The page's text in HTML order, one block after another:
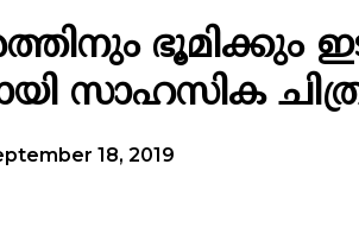
ഭൂമിക്കും
സാഹസിക
18, 2019